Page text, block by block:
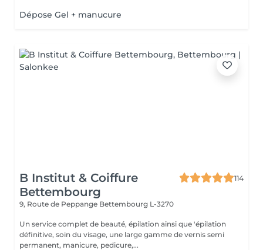
Dépose Gel + manucure
B Institut & Coiffure
Bettembourg
114
9, Route de Peppange Bettembourg L-3270
Un service complet de beauté, épilation ainsi que 'épilation
définitive, soin du visage, une large gamme de vernis semi
permanent, manicure, pedicure,...